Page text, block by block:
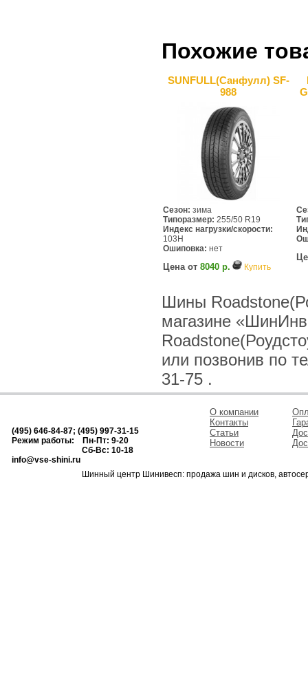
Похожие
SUNFULL(Санфулл) SF-
988
Сезон: зима
Типоразмер: 255/50 R19
Индекс нагрузки/скорости:
103H
Ошиповка: нет
Цена от 8040 р. Купить
Шины
магазине
или позвонив по
31-75 .
(495) 646-84-87; (495) 997-31-15
Режим работы: Пн-Пт: 9-20
Сб-Вс: 10-18
info@vse-shini.ru
О компании
Контакты
Статьи
Новости
Шинный центр Шинивесп: продажа шин и дисков,